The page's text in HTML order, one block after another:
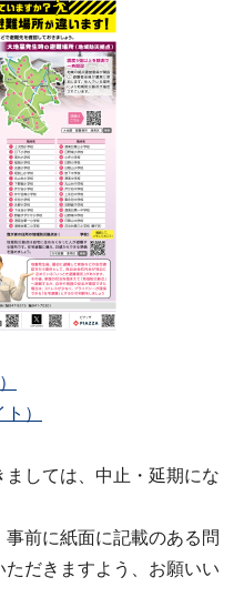
）
しては、中止・延期にな
前に紙面に記載のある問
だきますよう、お願いい